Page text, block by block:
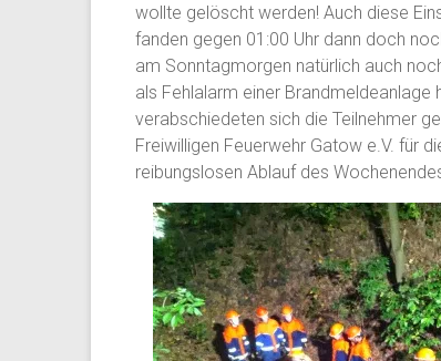
wollte gelöscht werden! Auch diese
fanden gegen 01:00 Uhr dann doch
am Sonntagmorgen natürlich auch
als Fehlalarm einer
verabschiedeten sich die Teilnehmer
Freiwilligen Feuerwehr Gatow e.V. für
reibungslosen Ablauf des